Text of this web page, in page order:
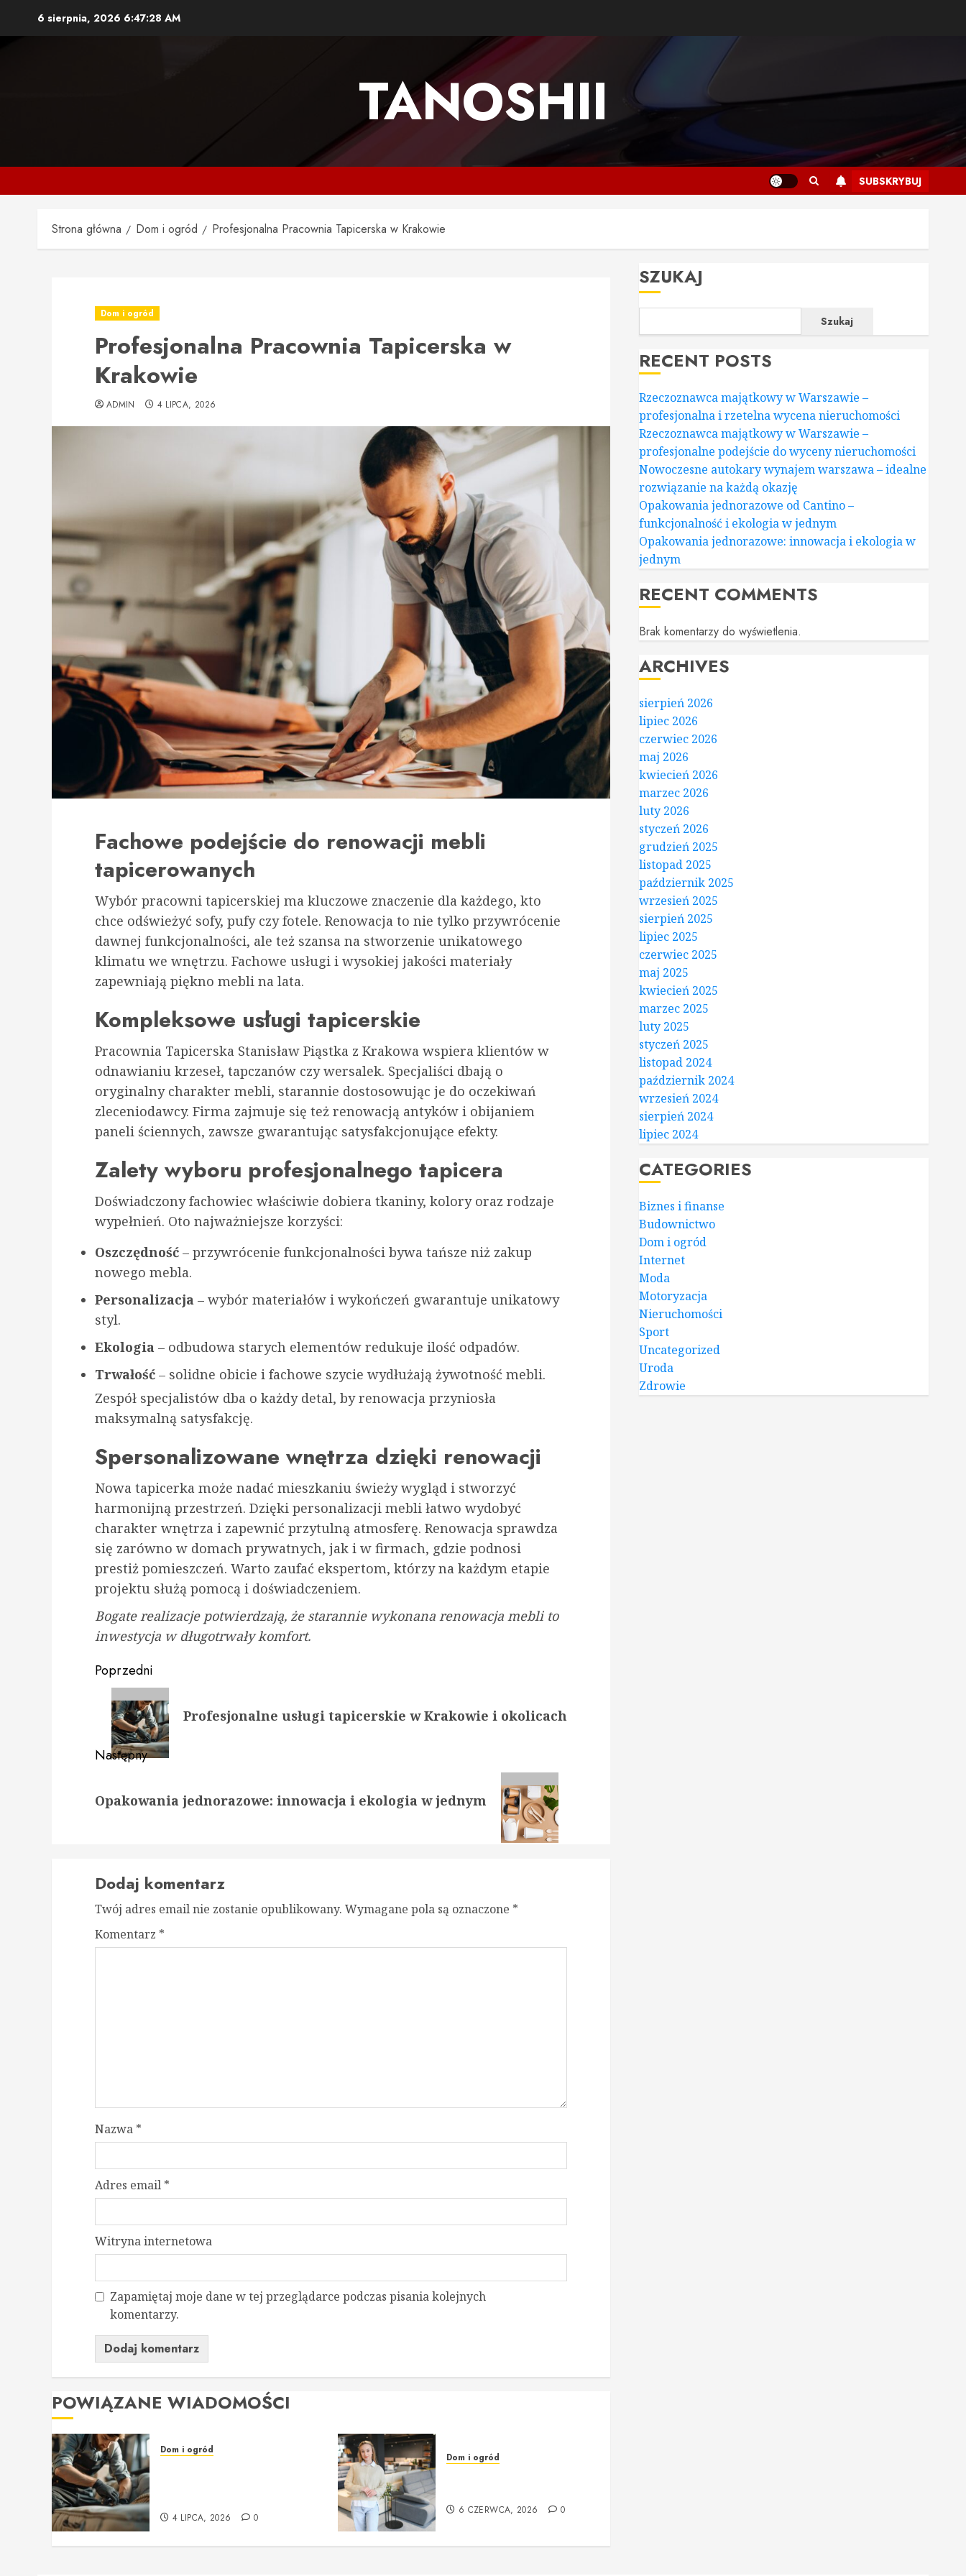
6 sierpnia, 2026 6:47:29 AM
TANOSHII
SUBSKRYBUJ
Strona główna Dom i ogród Profesjonalna Pracownia Tapicerska w Krakowie
Dom i ogród
Profesjonalna Pracownia Tapicerska w
Krakowie
ADMIN 4 LIPCA, 2026
Fachowe podejście do renowacji mebli
tapicerowanych
Wybór pracowni tapicerskiej ma kluczowe znaczenie dla każdego, kto
chce odświeżyć sofy, pufy czy fotele. Renowacja to nie tylko przywrócenie
dawnej funkcjonalności, ale też szansa na stworzenie unikatowego
klimatu we wnętrzu. Fachowe usługi i wysokiej jakości materiały
zapewniają piękno mebli na lata.
Kompleksowe usługi tapicerskie
Pracownia Tapicerska Stanisław Piąstka z Krakowa wspiera klientów w
odnawianiu krzeseł, tapczanów czy wersalek. Specjaliści dbają o
oryginalny charakter mebli, starannie dostosowując je do oczekiwań
zleceniodawcy. Firma zajmuje się też renowacją antyków i obijaniem
paneli ściennych, zawsze gwarantując satysfakcjonujące efekty.
Zalety wyboru profesjonalnego tapicera
Doświadczony fachowiec właściwie dobiera tkaniny, kolory oraz rodzaje
wypełnień. Oto najważniejsze korzyści:
Oszczędność – przywrócenie funkcjonalności bywa tańsze niż zakup
nowego mebla.
Personalizacja – wybór materiałów i wykończeń gwarantuje unikatowy
styl.
Ekologia – odbudowa starych elementów redukuje ilość odpadów.
Trwałość – solidne obicie i fachowe szycie wydłużają żywotność mebli.
Zespół specjalistów dba o każdy detal, by renowacja przyniosła
maksymalną satysfakcję.
Spersonalizowane wnętrza dzięki renowacji
Nowa tapicerka może nadać mieszkaniu świeży wygląd i stworzyć
harmonijną przestrzeń. Dzięki personalizacji mebli łatwo wydobyć
charakter wnętrza i zapewnić przytulną atmosferę. Renowacja sprawdza
się zarówno w domach prywatnych, jak i w firmach, gdzie podnosi
prestiż pomieszczeń. Warto zaufać ekspertom, którzy na każdym etapie
projektu służą pomocą i doświadczeniem.
Bogate realizacje potwierdzają, że starannie wykonana renowacja mebli to
inwestycja w długotrwały komfort.
Zobacz
wpisy
Poprzedni
Poprzedni
wpis:
Profesjonalne usługi tapicerskie w Krakowie i okolicach
Następny
wpis:
Opakowania jednorazowe: innowacja i ekologia w jednym
Dodaj komentarz
Twój adres email nie zostanie opublikowany. Wymagane pola są oznaczone *
Komentarz *
Nazwa *
Adres email *
Witryna internetowa
Zapamiętaj moje dane w tej przeglądarce podczas pisania kolejnych
komentarzy.
POWIĄZANE WIADOMOŚCI
Dom i ogród
4 LIPCA, 2026 0
Dom i ogród
6 CZERWCA, 2026 0
SZUKAJ
Szukaj
RECENT POSTS
Rzeczoznawca majątkowy w Warszawie –
profesjonalna i rzetelna wycena nieruchomości
Rzeczoznawca majątkowy w Warszawie –
profesjonalne podejście do wyceny nieruchomości
Nowoczesne autokary wynajem warszawa – idealne
rozwiązanie na każdą okazję
Opakowania jednorazowe od Cantino –
funkcjonalność i ekologia w jednym
Opakowania jednorazowe: innowacja i ekologia w
jednym
RECENT COMMENTS
Brak komentarzy do wyświetlenia.
ARCHIVES
sierpień 2026
lipiec 2026
czerwiec 2026
maj 2026
kwiecień 2026
marzec 2026
luty 2026
styczeń 2026
grudzień 2025
listopad 2025
październik 2025
wrzesień 2025
sierpień 2025
lipiec 2025
czerwiec 2025
maj 2025
kwiecień 2025
marzec 2025
luty 2025
styczeń 2025
listopad 2024
październik 2024
wrzesień 2024
sierpień 2024
lipiec 2024
CATEGORIES
Biznes i finanse
Budownictwo
Dom i ogród
Internet
Moda
Motoryzacja
Nieruchomości
Sport
Uncategorized
Uroda
Zdrowie